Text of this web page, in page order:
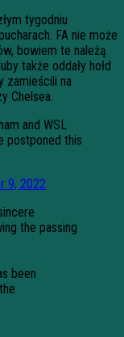
tygodniu
FA nie może
bowiem te należą
także oddały hołd
zamieścili na
Chelsea.
and WSL
postponed this
9, 2022
the passing
been